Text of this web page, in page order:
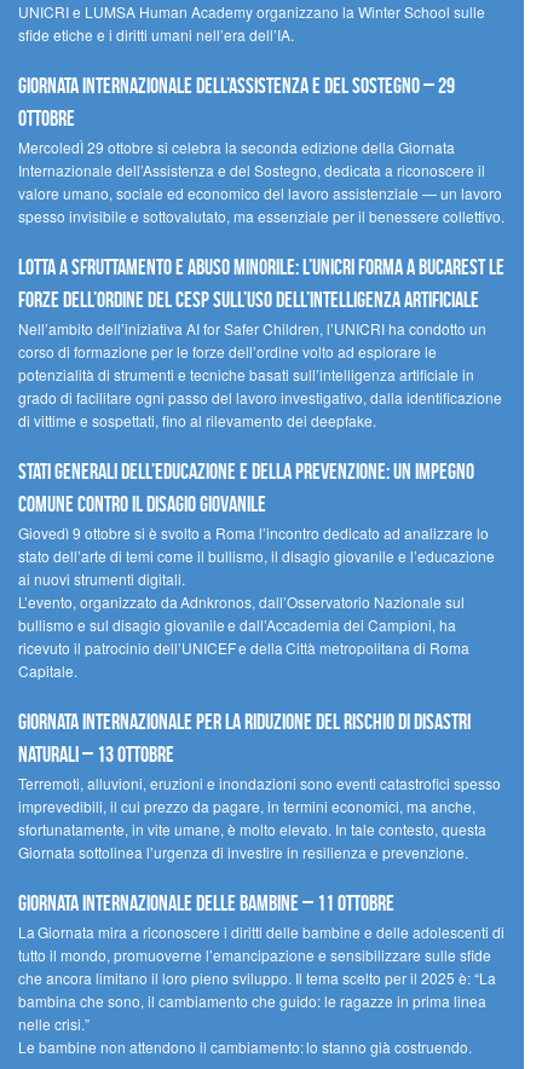
UNICRI e LUMSA Human Academy organizzano la Winter School sulle
sfide etiche e i diritti umani nell’era dell’IA.
Giornata internazionale dell’assistenza e del sostegno – 29
ottobre
MercoledÌ 29 ottobre si celebra la seconda edizione della Giornata
Internazionale dell’Assistenza e del Sostegno, dedicata a riconoscere il
valore umano, sociale ed economico del lavoro assistenziale — un lavoro
spesso invisibile e sottovalutato, ma essenziale per il benessere collettivo.
Lotta a sfruttamento e abuso minorile: l’UNICRI forma a Bucarest le
forze dell’ordine del CESP sull’uso dell’Intelligenza Artificiale
Nell’ambito dell’iniziativa AI for Safer Children, l’UNICRI ha condotto un
corso di formazione per le forze dell’ordine volto ad esplorare le
potenzialità di strumenti e tecniche basati sull’intelligenza artificiale in
grado di facilitare ogni passo del lavoro investigativo, dalla identificazione
di vittime e sospettati, fino al rilevamento dei deepfake.
Stati Generali dell’Educazione e della Prevenzione: un impegno
comune contro il disagio giovanile
Giovedì 9 ottobre si è svolto a Roma l’incontro dedicato ad analizzare lo
stato dell’arte di temi come il bullismo, il disagio giovanile e l’educazione
ai nuovi strumenti digitali.
L’evento, organizzato da Adnkronos, dall’Osservatorio Nazionale sul
bullismo e sul disagio giovanile e dall’Accademia dei Campioni, ha
ricevuto il patrocinio dell’UNICEF e della Città metropolitana di Roma
Capitale.
Giornata internazionale per la riduzione del rischio di disastri
naturali – 13 ottobre
Terremoti, alluvioni, eruzioni e inondazioni sono eventi catastrofici spesso
imprevedibili, il cui prezzo da pagare, in termini economici, ma anche,
sfortunatamente, in vite umane, è molto elevato. In tale contesto, questa
Giornata sottolinea l’urgenza di investire in resilienza e prevenzione.
Giornata internazionale delle bambine – 11 ottobre
La Giornata mira a riconoscere i diritti delle bambine e delle adolescenti di
tutto il mondo, promuoverne l’emancipazione e sensibilizzare sulle sfide
che ancora limitano il loro pieno sviluppo. Il tema scelto per il 2025 è: “La
bambina che sono, il cambiamento che guido: le ragazze in prima linea
nelle crisi.”
Le bambine non attendono il cambiamento: lo stanno già costruendo.